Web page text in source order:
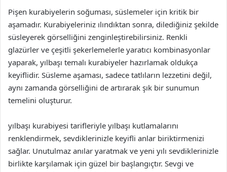
Pişen kurabiyelerin soğuması, süslemeler için kritik bir
aşamadır. Kurabiyeleriniz ılındıktan sonra, dilediğiniz şekilde
süsleyerek görselliğini zenginleştirebilirsiniz. Renkli
glazürler ve çeşitli şekerlemelerle yaratıcı kombinasyonlar
yaparak, yılbaşı temalı kurabiyeler hazırlamak oldukça
keyiflidir. Süsleme aşaması, sadece tatlıların lezzetini değil,
aynı zamanda görselliğini de artırarak şık bir sunumun
temelini oluşturur.
yılbaşı kurabiyesi tarifleriyle yılbaşı kutlamalarını
renklendirmek, sevdiklerinizle keyifli anlar biriktirmenizi
sağlar. Unutulmaz anılar yaratmak ve yeni yılı sevdiklerinizle
birlikte karşılamak için güzel bir başlangıçtır. Sevgi ve